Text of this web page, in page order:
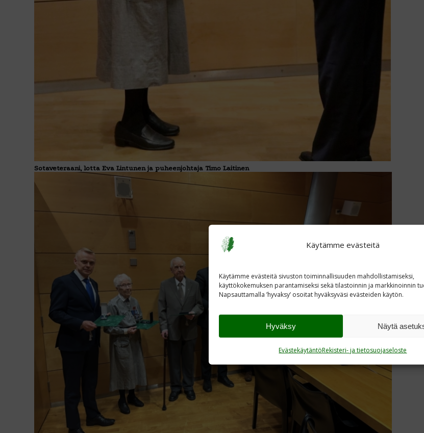
Käytämme evästeitä
Käytämme evästeitä sivuston toiminnallisuuden mahdollistamiseksi,
käyttökokemuksen parantamiseksi sekä tilastoinnin ja markkinoinnin
Napsauttamalla ’hyvaksy’ osoitat hyväksyväsi evästeiden käytön.
Hyväksy Näytä
EvästekäytäntöRekisteri- ja tietosuojaseloste
Sotaveteraani, lotta Eva Lintunen ja puheenjohtaja Timo Laitinen